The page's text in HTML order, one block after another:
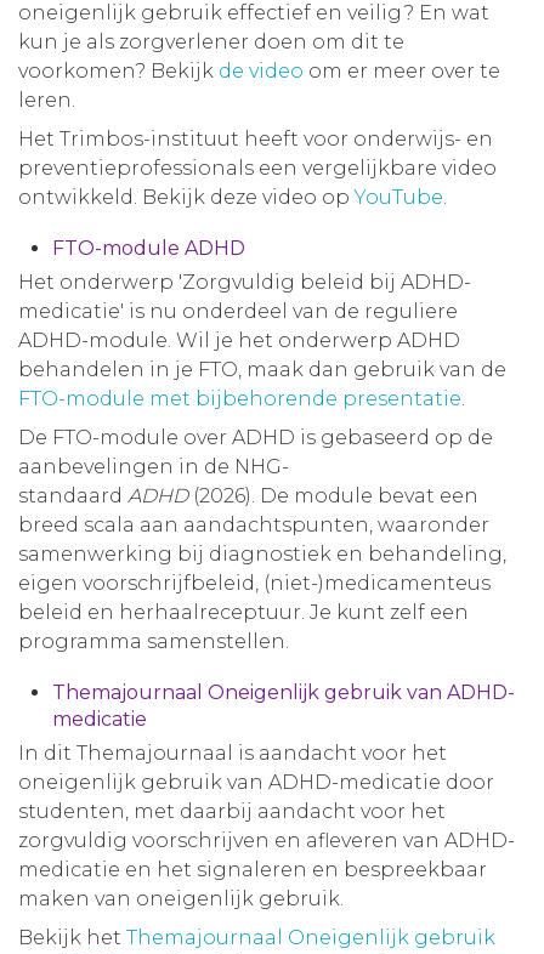
oneigenlijk gebruik effectief en veilig? En wat
kun je als zorgverlener doen om dit te
voorkomen? Bekijk de video om er meer over te
leren.
Het Trimbos-instituut heeft voor onderwijs- en
preventieprofessionals een vergelijkbare video
ontwikkeld. Bekijk deze video opYouTube.
FTO-module ADHD
Het onderwerp 'Zorgvuldig beleid bij ADHD-
medicatie' is nu onderdeel van de reguliere
ADHD-module. Wil je het onderwerp ADHD
behandelen in je FTO, maak dan gebruik van de
FTO-module met bijbehorende presentatie.
De FTO-module over ADHD is gebaseerd op de
aanbevelingen in de NHG-
standaard ADHD(2026). De module bevat een
breed scala aan aandachtspunten, waaronder
samenwerking bij diagnostiek en behandeling,
eigen voorschrijfbeleid, (niet-)medicamenteus
beleid en herhaalreceptuur. Je kunt zelf een
programma samenstellen.
Themajournaal Oneigenlijk gebruik van ADHD-
medicatie
In dit Themajournaal is aandacht voor het
oneigenlijk gebruik van ADHD-medicatie door
studenten, met daarbij aandacht voor het
zorgvuldig voorschrijven en afleveren van ADHD-
medicatie en het signaleren en bespreekbaar
maken van oneigenlijk gebruik.
Bekijk het Themajournaal Oneigenlijk gebruik